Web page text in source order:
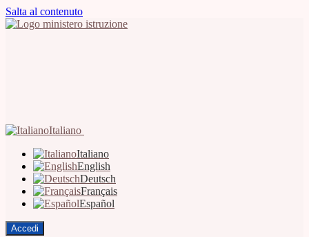
Salta al contenuto
Italiano
Italiano
English
Deutsch
Français
Español
Accedi